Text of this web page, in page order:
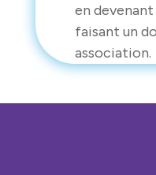
en
faisant un
association.